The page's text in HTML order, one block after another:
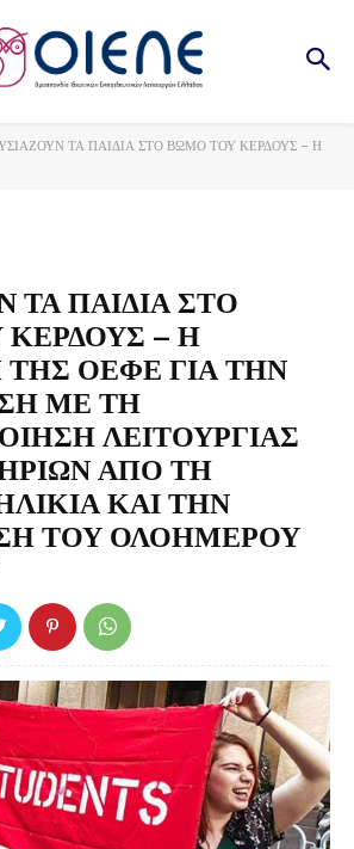
ΤΑ ΠΑΙΔΙΑ ΣΤΟ ΒΩΜΟ ΤΟΥ ΚΕΡΔΟΥΣ – Η
ΤΑ ΠΑΙΔΙΑ ΣΤΟ
– Η
ΟΕΦΕ ΓΙΑ ΤΗΝ
ΜΕ ΤΗ
ΛΕΙΤΟΥΡΓΙΑΣ
ΑΠΟ ΤΗ
ΚΑΙ ΤΗΝ
ΤΟΥ ΟΛΟΗΜΕΡΟΥ